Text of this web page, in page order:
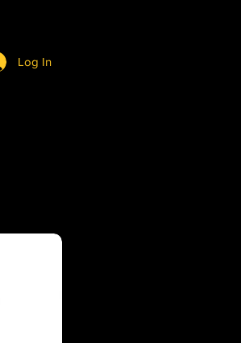
Log In